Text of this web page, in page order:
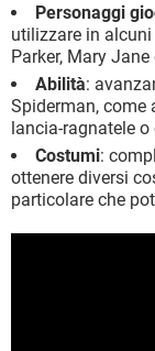
Personaggi
utilizzare in
Parker, Mary
Abilità:
Spiderman, come
lancia-ragnatele
Costumi:
ottenere diversi
particolare che